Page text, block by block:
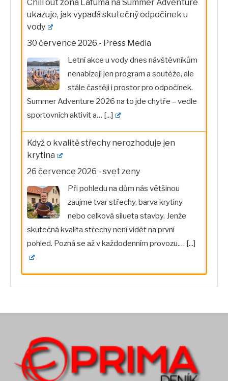
Chill out zóna Lafuma na Summer Adventure
ukazuje, jak vypadá skutečný odpočinek u
vody
30 července 2026 - Press Media
Letní akce u vody dnes návštěvníkům
nenabízejí jen program a soutěže, ale
stále častěji i prostor pro odpočinek.
Summer Adventure 2026 na to jde chytře – vedle
sportovních aktivit a… [...]
Když o kvalitě střechy nerozhoduje jen
krytina
26 července 2026 - svet zeny
Při pohledu na dům nás většinou
zaujme tvar střechy, barva krytiny
nebo celková silueta stavby. Jenže
skutečná kvalita střechy není vidět na první
pohled. Pozná se až v každodenním provozu.… [...]